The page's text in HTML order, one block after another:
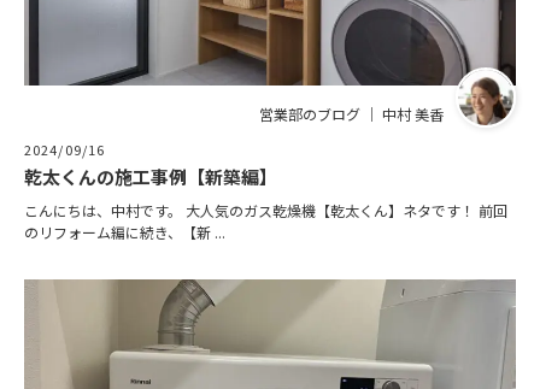
資料請求・お問い合わせ
営業部のブログ ｜ 中村 美香
2024/09/16
乾太くんの施工事例【新築編】
こんにちは、中村です。 大人気のガス乾燥機【乾太くん】ネタです！ 前回
のリフォーム編に続き、【新 ...